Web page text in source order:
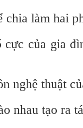
chia làm hai
của gia
nghệ thuật
nhau tạo ra